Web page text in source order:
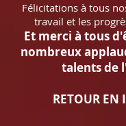
Félicitations à tous
travail et les
Et merci à tous
nombreux
talents de
RETOUR EN